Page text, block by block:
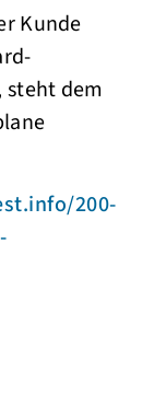
Kunde
steht dem
200-